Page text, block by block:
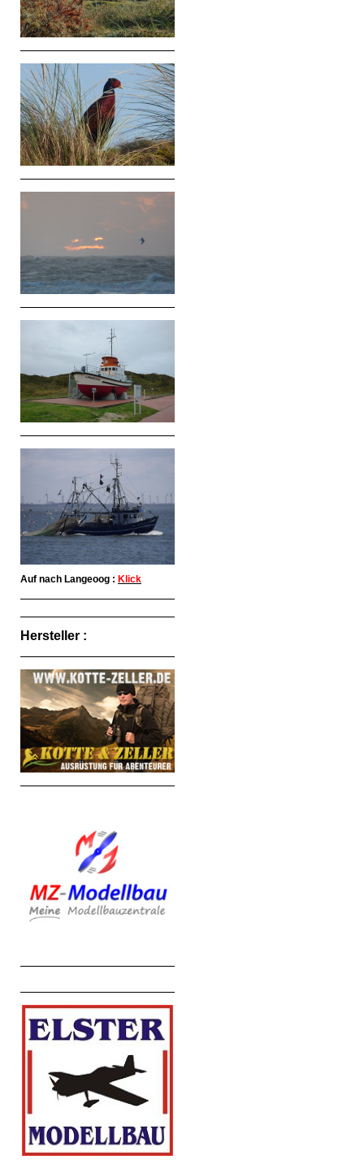
Auf nach Langeoog : Klick
Hersteller :